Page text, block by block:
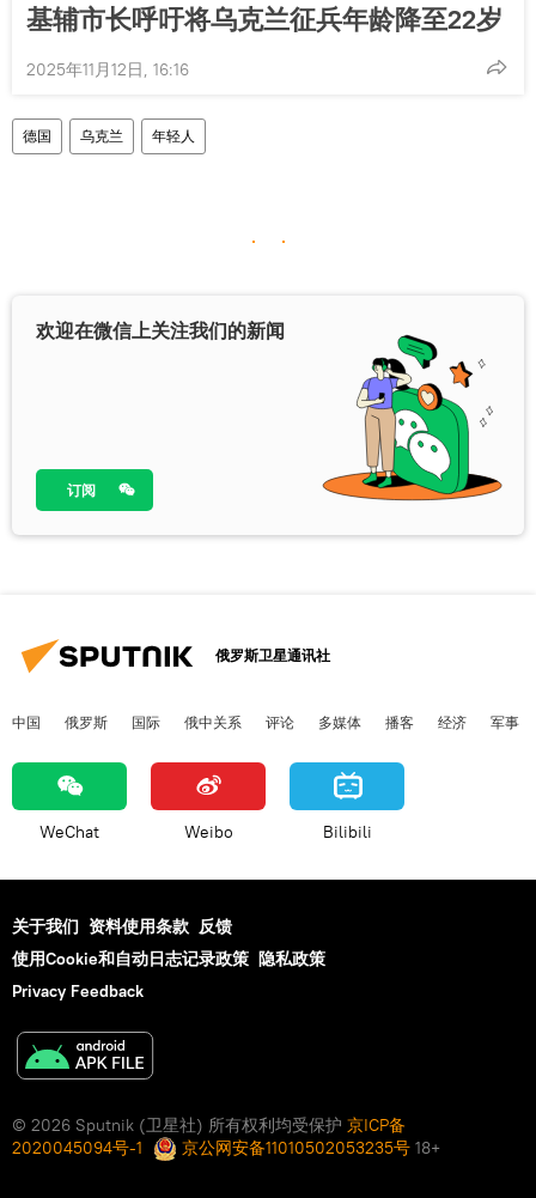
基辅市长呼吁将乌克兰征兵年龄降至22岁
2025年11月12日, 16:16
德国 乌克兰 年轻人
欢迎在微信上关注我们的新闻
订阅
俄罗斯卫星通讯社
中国 俄罗斯 国际 俄中关系 评论 多媒体 播客 经济 军事
WeChat Weibo Bilibili
关于我们 资料使用条款 反馈
使用Cookie和自动日志记录政策 隐私政策
Privacy Feedback
© 2026 Sputnik (卫星社) 所有权利均受保护 京ICP备
2020045094号-1
京公网安备11010502053235号 18+